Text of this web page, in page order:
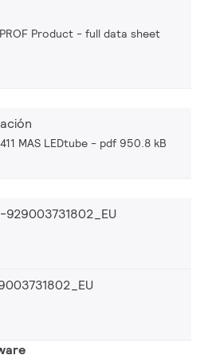
Product - full data sheet
MAS LEDtube pdf 950.8 kB